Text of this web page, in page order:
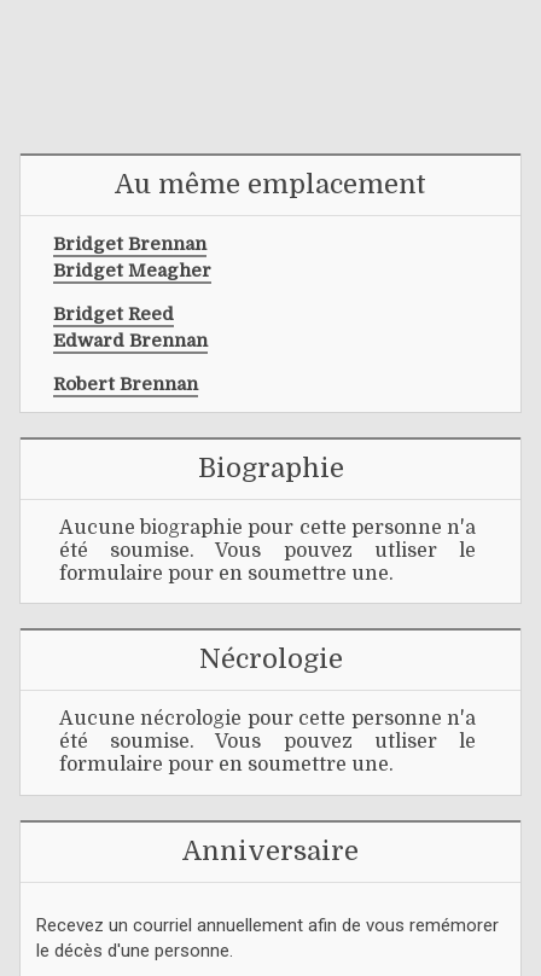
Au même emplacement
Bridget Brennan
Bridget Meagher
Bridget Reed
Edward Brennan
Robert Brennan
Biographie
Aucune biographie pour cette personne n'a
été soumise. Vous pouvez utliser le
formulaire pour en soumettre une.
Nécrologie
Aucune nécrologie pour cette personne n'a
été soumise. Vous pouvez utliser le
formulaire pour en soumettre une.
Anniversaire
Recevez un courriel annuellement afin de vous remémorer
le décès d'une personne.